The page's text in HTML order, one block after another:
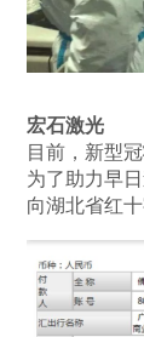
宏石激光
目前，新型
为了助力早
向湖北省红